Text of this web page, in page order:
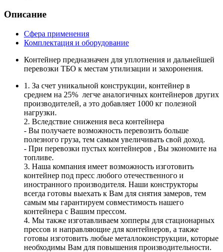
Описание
Сфера применения
Комплектация и оборудование
Контейнер предназначен для уплотнения и дальнейшей
перевозки ТБО к местам утилизации и захоронения.
1. За счет уникальной конструкции, контейнер в
среднем на 25% легче аналогичных контейнеров других
производителей, а это добавляет 1000 кг полезной
нагрузки.
2. Вследствие снижения веса контейнера
- Вы получаете возможность перевозить больше
полезного груза, тем самым увеличивать свой доход.
- При перевозки пустых контейнеров , Вы экономите на
топливе.
3. Наша компания имеет возможность изготовить
контейнер под пресс любого отечественного и
иностранного производителя. Наши конструкторы
всегда готовы выехать к Вам для снятия замеров, тем
самым мы гарантируем совместимость нашего
контейнера с Вашим прессом.
4. Мы также изготавливаем хопперы для стационарных
прессов и направляющие для контейнеров, а также
готовы изготовить любые металлоконструкции, которые
необходимы Вам для повышения производительности.